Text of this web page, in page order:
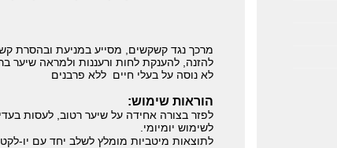
מרכך נגד קשקשים, מסייע במניעת ובהסרת
להזנה, להענקת לחות ורעננות ולמראה שיער
לא נוסה על בעלי חיים ללא פרבנים
הוראות שימוש:
לפזר בצורה אחידה על שיער רטוב, לעסות בעדינות, להמתין 2-3
לשימוש יומיומי.
לתוצאות מיטביות מומלץ לשלב יחד עם יו-